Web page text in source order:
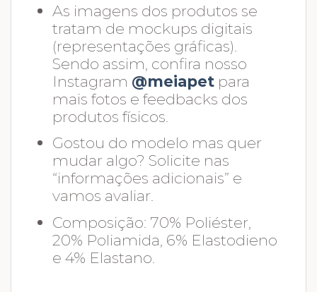
As imagens dos produtos se
tratam de mockups digitais
(representações gráficas).
Sendo assim, confira nosso
Instagram @meiapetpara
mais fotos e feedbacks dos
produtos físicos.
Gostou do modelo mas quer
mudar algo? Solicite nas
“informações adicionais” e
vamos avaliar.
Composição: 70% Poliéster,
20% Poliamida, 6% Elastodieno
e 4% Elastano.